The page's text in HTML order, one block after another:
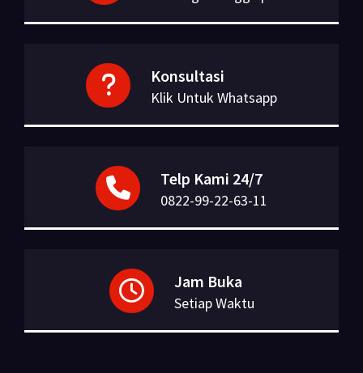
Konsultasi
Klik Untuk Whatsapp
Telp Kami 24/7
0822-99-22-63-11
Jam Buka
Setiap Waktu